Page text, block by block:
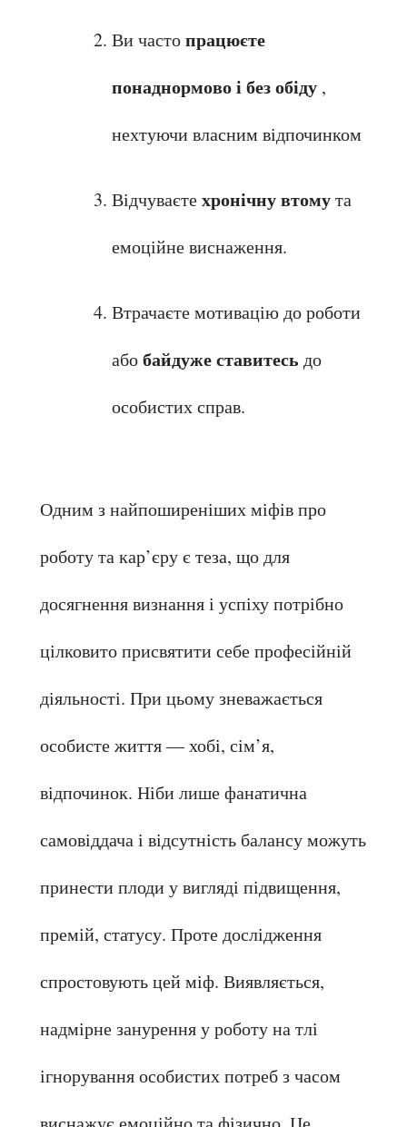
Ви часто працюєте
понаднормово і без обіду ,
нехтуючи власним відпочинком
Відчуваєте хронічну втому та
емоційне виснаження.
Втрачаєте мотивацію до роботи
або байдуже ставитесь до
особистих справ.
Одним з найпоширеніших міфів про
роботу та кар’єру є теза, що для
досягнення визнання і успіху потрібно
цілковито присвятити себе професійній
діяльності. При цьому зневажається
особисте життя — хобі, сім’я,
відпочинок. Ніби лише фанатична
самовіддача і відсутність балансу можуть
принести плоди у вигляді підвищення,
премій, статусу. Проте дослідження
спростовують цей міф. Виявляється,
надмірне занурення у роботу на тлі
ігнорування особистих потреб з часом